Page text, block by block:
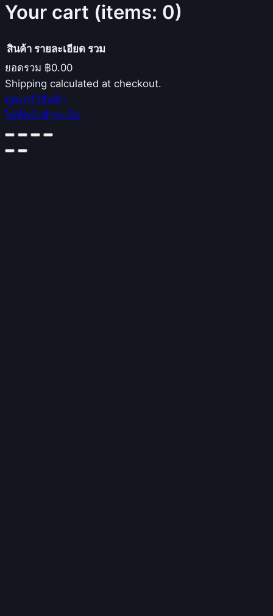
Your cart (items: 0)
Products
in
cart
สินค้า รายละเอียด รวม
ยอดรวม ฿0.00
Shipping calculated at checkout.
ดูตะกร้าสินค้า
ไปที่หน้าชำระเงิน